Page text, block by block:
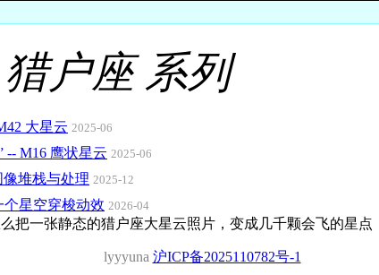
户座 系列
大星云 2025-06
-- M16 鹰状星云 2025-06
堆栈与处理 2025-12
个星空穿梭动效 2026-04
么把一张静态的猎户座大星云照片，变成几千颗会飞的星点
lyyyuna 沪ICP备2025110782号-1